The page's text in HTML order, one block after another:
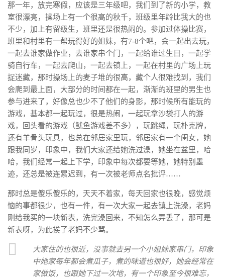
那一年，放完寒假，应该是三年级吧，我们到了新的小学，教
室很漂亮，操场上有一个很高的秋千，班级里年龄比我大的也
不少，加上有留级生，班里还是很热闹的。参加过体操比赛，
班里和村里有一帮玩得好的姐妹，有7-8个吧，会一起出去玩，
一起去谁家做作业，去谁家串个门，一起给谁过生日，一起学
骑自行车，一起去爬山，一起去镇上，一起在村里的广场上玩
捉迷藏，那时操场上的麦子堆的很高，藏个人很难找到，我们
会爬到最上面，大部分的时间都在一起，渐渐的班里的男生也
参与进来了，好像总也少不了他们的身影，那时候所有能玩的
游戏，基本都一起玩过，很是热闹，一起玩拿沙袋打人的游
戏，回头看的游戏（鱿鱼游戏差不多），玩跳绳，玩朴克牌，
还有羊骨头玩具，也总在邻居家里玩，邻居家有一个闺女，她
跟我同岁，印象中，我们大家还给她洗过澡，她坐在盆里，哈
哈，我们经常一起上下学，印象中每次都要等她，她特别墨
迹，还总是被连累迟到，有一次被老师点名批评……
那时总是傻乐傻乐的，天天不着家，每天回家也很晚，感觉烦
恼的事都很少，也有一件，有一次大家一起去镇上洗澡，老妈
刚给我买的一块新表，洗完澡回来，不知怎么弄丢了，那可是
新表呀，为此挨了老妈不少骂。
大家住的也很近，没事就去另一个小姐妹家串门，印象
中她家每年都会煮瓜子，煮的味道也很好，她会经常在
家做饭，也跟她下过一次地，有一个印象至今很难忘，